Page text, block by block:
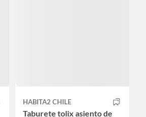
HABITA2 CHILE
Taburete tolix asiento de